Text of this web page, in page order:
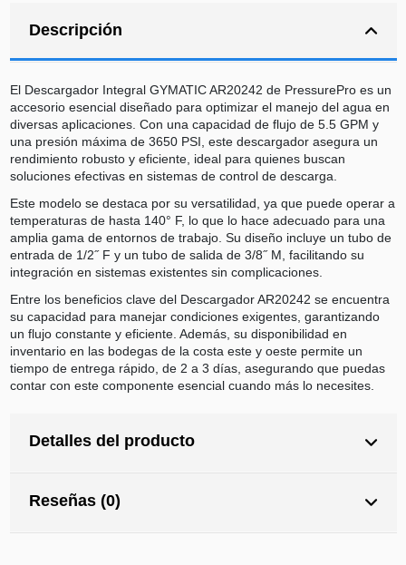
Descripción
El Descargador Integral GYMATIC AR20242 de PressurePro es un
accesorio esencial diseñado para optimizar el manejo del agua en
diversas aplicaciones. Con una capacidad de flujo de 5.5 GPM y
una presión máxima de 3650 PSI, este descargador asegura un
rendimiento robusto y eficiente, ideal para quienes buscan
soluciones efectivas en sistemas de control de descarga.
Este modelo se destaca por su versatilidad, ya que puede operar a
temperaturas de hasta 140° F, lo que lo hace adecuado para una
amplia gama de entornos de trabajo. Su diseño incluye un tubo de
entrada de 1/2˝ F y un tubo de salida de 3/8˝ M, facilitando su
integración en sistemas existentes sin complicaciones.
Entre los beneficios clave del Descargador AR20242 se encuentra
su capacidad para manejar condiciones exigentes, garantizando
un flujo constante y eficiente. Además, su disponibilidad en
inventario en las bodegas de la costa este y oeste permite un
tiempo de entrega rápido, de 2 a 3 días, asegurando que puedas
contar con este componente esencial cuando más lo necesites.
Detalles del producto
Reseñas (0)